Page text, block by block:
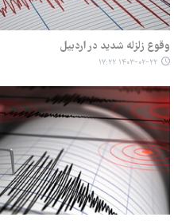
وقوع زلزله شدید در اردبیل
۱۴۰۳-۰۲-۲۲ ۱۷:۲۲